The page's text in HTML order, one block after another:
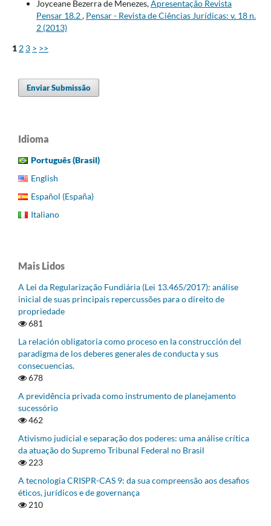
Joyceane Bezerra de Menezes,Apresentação Revista
Pensar 18.2, Pensar - Revista de Ciências Jurídicas: v. 18 n.
2 (2013)
1 2 3 > >>
Enviar Submissão
Idioma
Português (Brasil)
English
Español (España)
Italiano
Mais Lidos
A Lei da Regularização Fundiária (Lei 13.465/2017): análise
inicial de suas principais repercussões para o direito de
propriedade
681
La relación obligatoria como proceso en la construcción del
paradigma de los deberes generales de conducta y sus
consecuencias.
678
A previdência privada como instrumento de planejamento
sucessório
462
Ativismo judicial e separação dos poderes: uma análise crítica
da atuação do Supremo Tribunal Federal no Brasil
223
A tecnologia CRISPR-CAS 9: da sua compreensão aos desafios
éticos, jurídicos e de governança
210